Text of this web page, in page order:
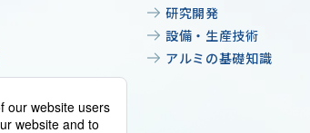
研究開発
設備・生産技術
アルミの基礎知識